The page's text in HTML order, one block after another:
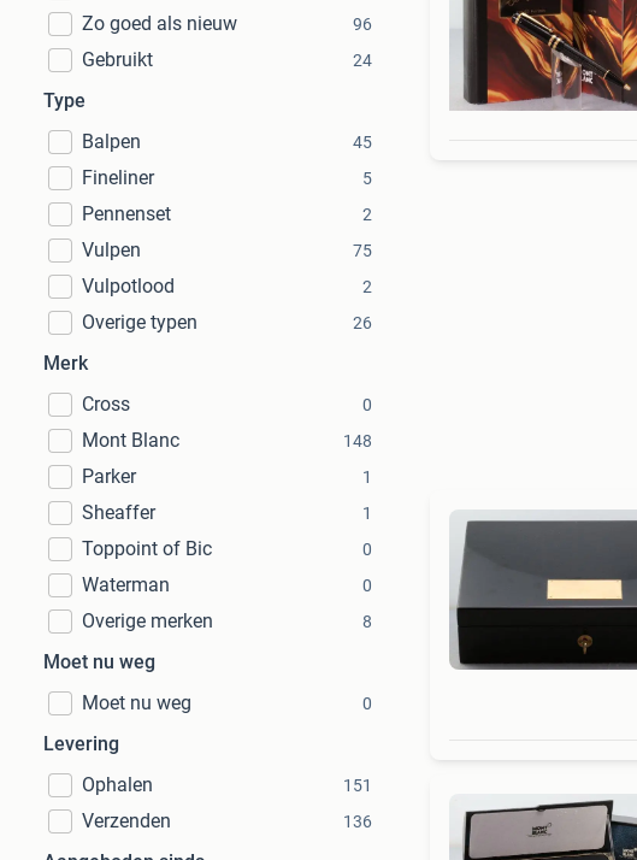
Zo goed als nieuw 96
Gebruikt 24
Type
Balpen
45
Fineliner 5
Pennenset 2
Vulpen 75
Vulpotlood 2
Overige typen 26
Merk
Cross
0
Mont Blanc 148
Parker 1
Sheaffer 1
Toppoint of Bic 0
Waterman 0
Overige merken 8
Moet nu weg
Moet nu weg
0
Levering
Ophalen
151
Verzenden 136